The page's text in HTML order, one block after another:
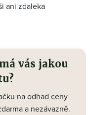
ani zdaleka
vás jakou
na odhad ceny
a nezávazně.